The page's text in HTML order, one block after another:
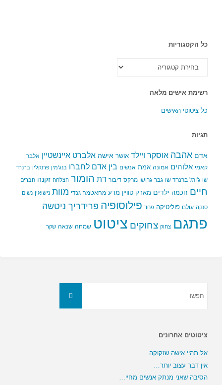
כל הקטגוריות
הקטגוריות
רשימת אישים מלאה
כל ציטוטי האישים
תגיות
אדם אהבה אוסקר ויילד אושר אישה אלברט איינשטיין אלבר
קאמי אלוהים אמונה אמת אנשים בין אדם לחברו בנג'מין פרנקלין ברנרד
שו ג'ורג' ברנרד שו גבר גרושו מרקס דיבור דת הומור הצלחה זקנה חברים
חיים חכמה ילדים מארק טוויין מדע מהאטמה גנדי מוות נישואין נשים
סנקה עולם פוליטיקה פחד פילוסופיה פרידריך ניטשה
פתגם צחוק צחוקים ציטוט שמחה שנאה שקר
חפשו
ציטוטים אחרונים
אל תהיי אישה שזקוקה…
אין דבר עצוב יותר…
הסיבה שאני מנתק אנשים מחיי…